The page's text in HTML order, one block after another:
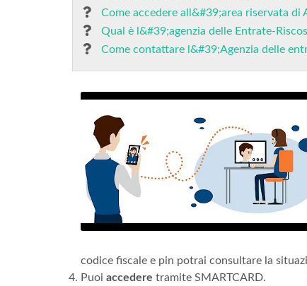
Come accedere all&#39;area riservata di
Qual è l&#39;agenzia delle Entrate-
Come contattare l&#39;Agenzia delle
codice fiscale e pin potrai consultare la
Puoi accedere tramite SMARTCARD.